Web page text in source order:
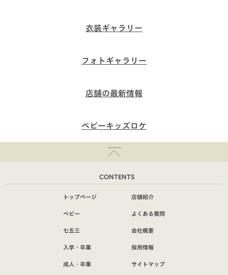
衣装ギャラリー
フォトギャラリー
店舗の最新情報
ベビーキッズロケ
CONTENTS
トップページ
ベビー
七五三
入学・卒業
成人・卒業
店舗紹介
よくある質問
会社概要
採用情報
サイトマップ